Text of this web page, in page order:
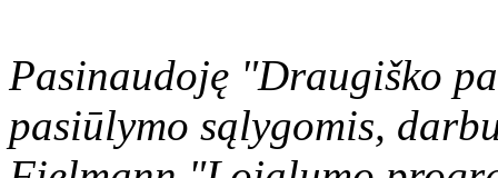
Pasinaudoję "Draugiško
pasiūlymo sąlygomis,